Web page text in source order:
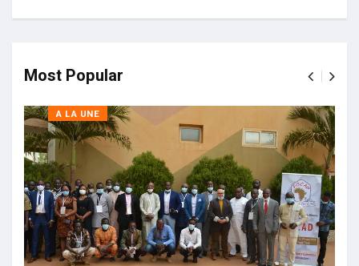
Most Popular
A LA UNE